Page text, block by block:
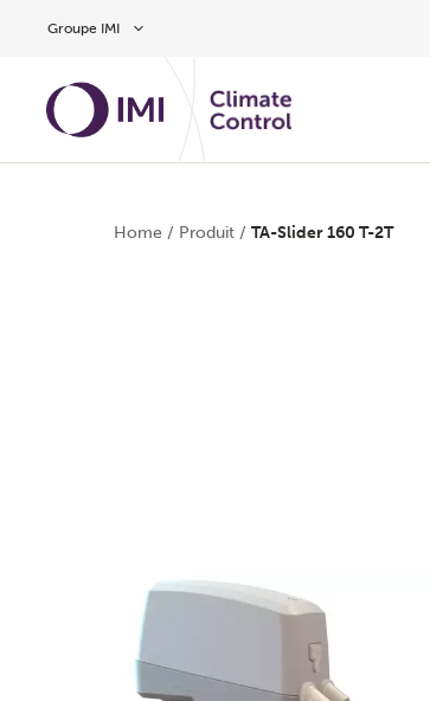
Groupe IMI
Home / Produit / TA-Slider 160 T-2T